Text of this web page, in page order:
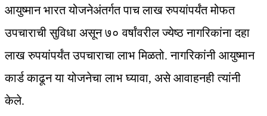
आयुष्मान भारत योजनेअंतर्गत पाच लाख रुपयांपर्यंत मोफत
उपचाराची सुविधा असून ७० वर्षांवरील ज्येष्ठ नागरिकांना दहा
लाख रुपयांपर्यंत उपचाराचा लाभ मिळतो. नागरिकांनी आयुष्मान
कार्ड काढून या योजनेचा लाभ घ्यावा, असे आवाहनही त्यांनी
केले.